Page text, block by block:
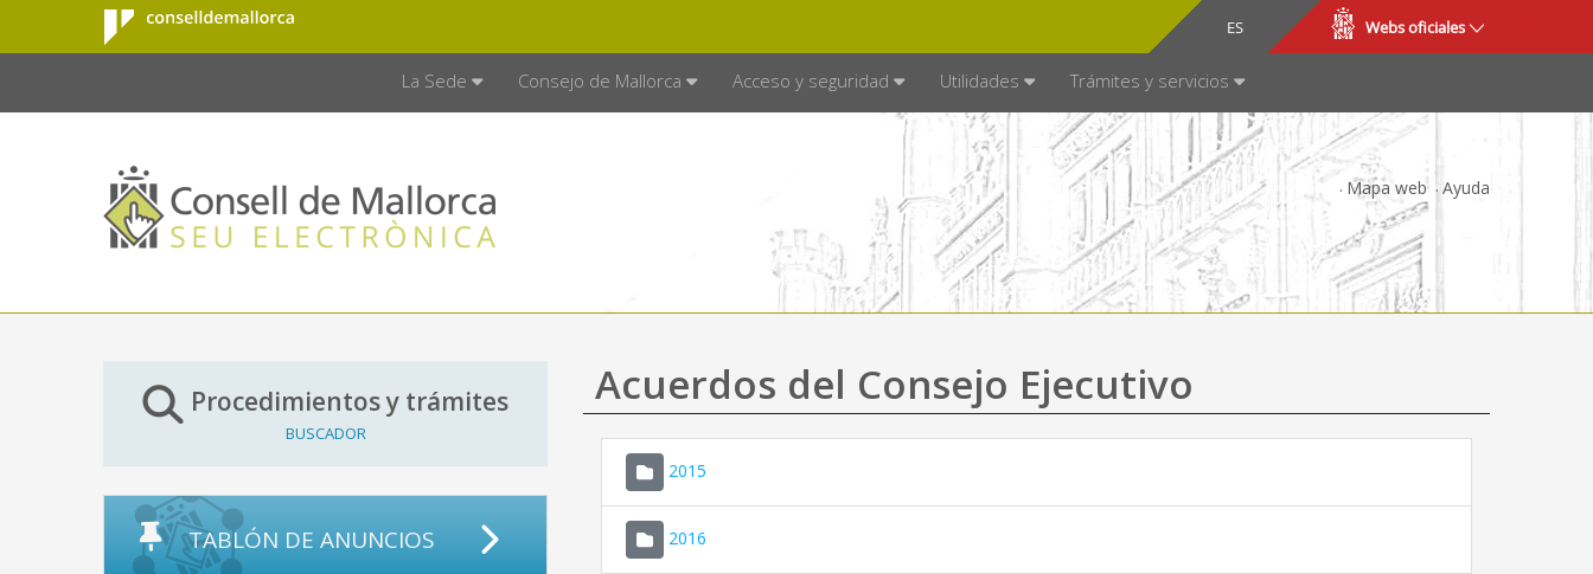
Saltar al contenido principal
Consell de
Mallorca
ES
CA Webs oficiales
La Sede Consejo de Mallorca Acceso y seguridad Utilidades Trámites y servicios
Mapa web Ayuda
Procedimientos y trámites
BUSCADOR
TABLÓN DE ANUNCIOS
Acuerdos del Consejo Ejecutivo
2015
2016